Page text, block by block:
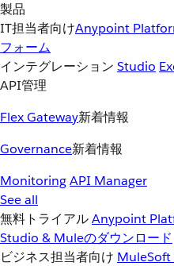
製品
IT担当者向けAnypoint
フォーム
インテグレーション Studio
API管理
Flex Gateway新着情報
Governance新着情報
MonitoringAPI Manager
See all
無料トライアルAnypoint
Studio & Muleのダウンロード
ビジネス担当者向け